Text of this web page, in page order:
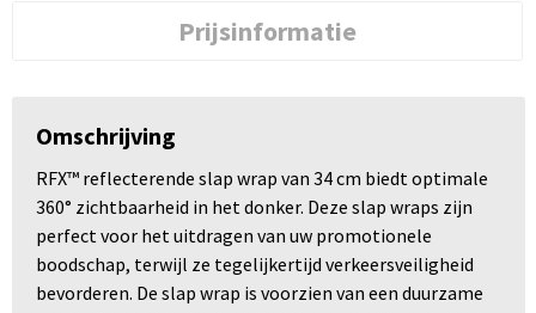
Prijsinformatie
Omschrijving
RFX™ reflecterende slap wrap van 34 cm biedt optimale
360° zichtbaarheid in het donker. Deze slap wraps zijn
perfect voor het uitdragen van uw promotionele
boodschap, terwijl ze tegelijkertijd verkeersveiligheid
bevorderen. De slap wrap is voorzien van een duurzame